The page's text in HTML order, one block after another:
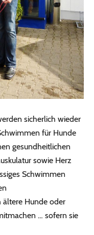
sicherlich wieder
für Hunde
gesundheitlichen
sowie Herz
Schwimmen
ältere Hunde oder
… sofern sie